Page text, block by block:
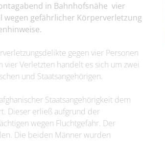
in Bahnhofsnähe vier
gefährlicher Körperverletzung
gegen vier Personen
Verletzten handelt es sich um zwei
und Staatsangehörigen.
Staatsangehörigkeit dem
Dieser erließ aufgrund der
wegen Fluchtgefahr. Der
Die beiden Männer wurden